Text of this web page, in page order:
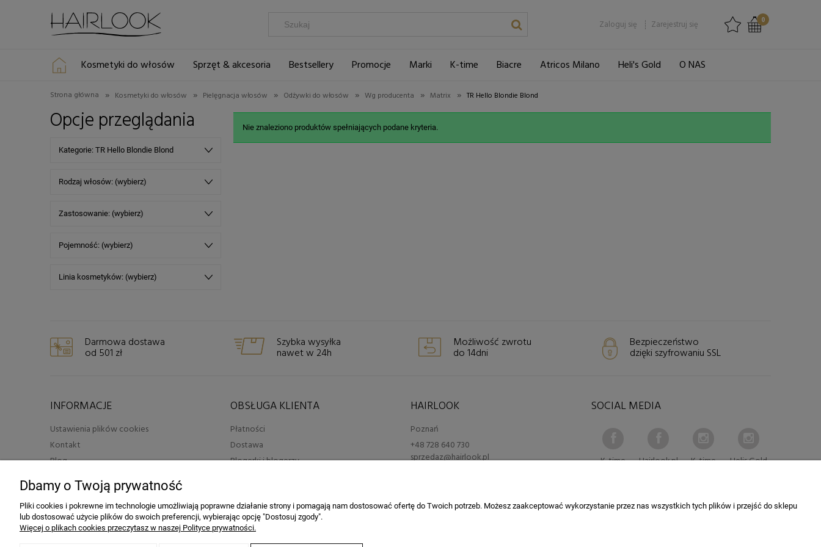
Zaloguj się Zarejestruj się 0
Kosmetyki do włosów Sprzęt & akcesoria Bestsellery Promocje Marki K-time Biacre Atricos Milano Heli's Gold O NAS
Strona główna » Kosmetyki do włosów » Pielęgnacja włosów » Odżywki do włosów » Wg producenta » Matrix » TR Hello Blondie Blond
Opcje przeglądania
Kategorie: TR Hello Blondie Blond
Rodzaj włosów: (wybierz)
Zastosowanie: (wybierz)
Pojemność: (wybierz)
Linia kosmetyków: (wybierz)
Nie znaleziono produktów spełniających podane kryteria.
Darmowa dostawa
od 501 zł
Szybka wysyłka
nawet w 24h
Możliwość zwrotu
do 14dni
Bezpieczeństwo
dzięki szyfrowaniu SSL
INFORMACJE
Ustawienia plików cookies
Kontakt
Blog
Polityka prywatności
RODO
OBSŁUGA KLIENTA
Płatności
Dostawa
Blogerki i blogerzy
HAIRLOOK
Poznań
+48 728 640 730
sprzedaz@hairlook.pl
SOCIAL MEDIA
K-time Hairlook.pl K-time Helis Gold
Dbamy o Twoją prywatność
Pliki cookies i pokrewne im technologie umożliwiają poprawne działanie strony i pomagają nam dostosować ofertę do Twoich potrzeb. Możesz zaakceptować wykorzystanie przez nas wszystkich tych plików i przejść do sklepu
lub dostosować użycie plików do swoich preferencji, wybierając opcję "Dostosuj zgody".
Więcej o plikach cookies przeczytasz w naszej Polityce prywatności.